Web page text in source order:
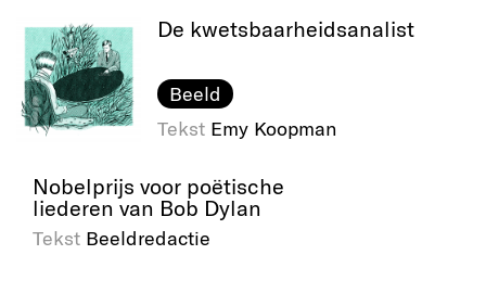
De kwetsbaarheidsanalist
Beeld
Tekst Emy Koopman
Nobelprijs voor poëtische
liederen van Bob Dylan
Tekst Beeldredactie